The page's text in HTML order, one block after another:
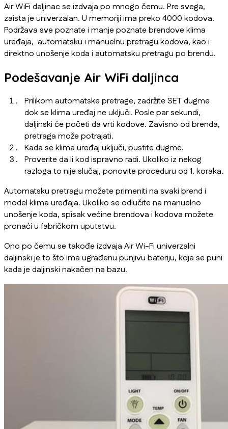
Air WiFi daljinac se izdvaja po mnogo čemu. Pre svega,
zaista je univerzalan. U memoriji ima preko 4000 kodova.
Podržava sve poznate i manje poznate brendove klima
uređaja, automatsku i manuelnu pretragu kodova, kao i
direktno unošenje koda i automatsku pretragu po brendu.
Podešavanje Air WiFi daljinca
Prilikom automatske pretrage, zadržite SET dugme
dok se klima uređaj ne uključi. Posle par sekundi,
daljinski će početi da vrti kodove. Zavisno od brenda,
pretraga može potrajati.
Kada se klima uređaj uključi, pustite dugme.
Proverite da li kod ispravno radi. Ukoliko iz nekog
razloga to nije slučaj, ponovite proceduru od 1. koraka.
Automatsku pretragu možete primeniti na svaki brend i
model klima uređaja. Ukoliko se odlučite na manuelno
unošenje koda, spisak većine brendova i kodova možete
pronaći u fabričkom uputstvu.
Ono po čemu se takođe izdvaja Air Wi-Fi univerzalni
daljinski je to što ima ugrađenu punjivu bateriju, koja se puni
kada je daljinski nakačen na bazu.